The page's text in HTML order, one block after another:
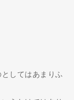
してはあまりふ